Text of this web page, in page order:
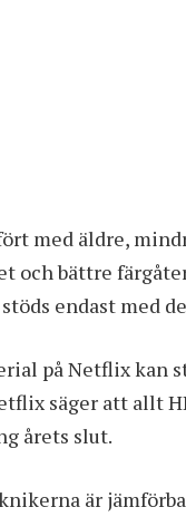
med äldre,
och bättre
endast med
på Netflix kan
säger att allt
årets slut.
är